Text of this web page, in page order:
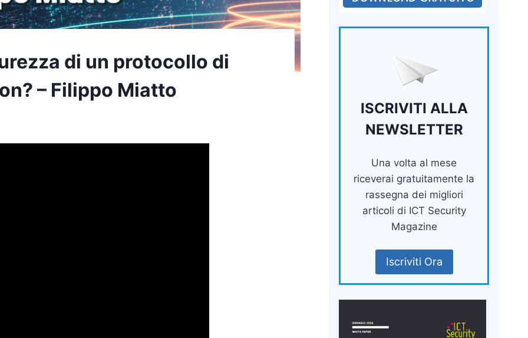
di un protocollo di
– Filippo Miatto
ISCRIVITI ALLA
NEWSLETTER
Una volta al mese
riceverai gratuitamente la
rassegna dei migliori
articoli di ICT Security
Magazine
Iscriviti Ora